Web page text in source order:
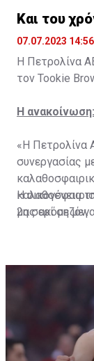
Και του
07.07.2023 14:56
Η Πετρολίνα
τον Tookie
Η ανακοίνωση:
«Η Πετρολίνα
συνεργασίας
2η σερί σεζόν.
Η οικογένεια
μας ακόμη